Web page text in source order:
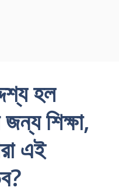
হল
শিক্ষা,
এই